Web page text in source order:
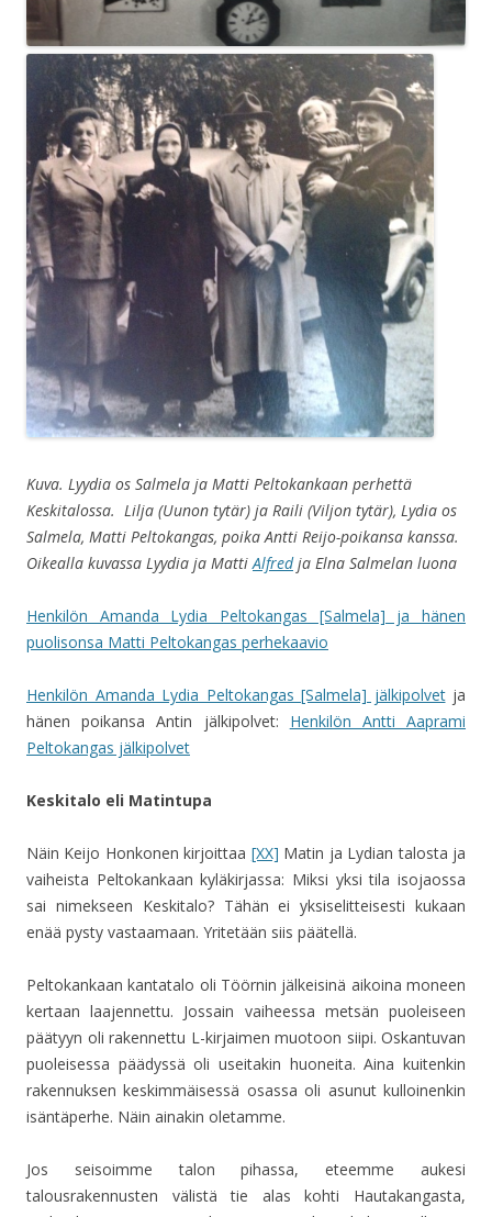
Kuva. Lyydia os Salmela ja Matti Peltokankaan perhettä
Keskitalossa. Lilja (Uunon tytär) ja Raili (Viljon tytär), Lydia os
Salmela, Matti Peltokangas, poika Antti Reijo-poikansa kanssa.
Oikealla kuvassa Lyydia ja MattiAlfredja Elna Salmelan luona
Henkilön Amanda Lydia Peltokangas [Salmela] ja hänen
puolisonsa Matti Peltokangas perhekaavio
Henkilön Amanda Lydia Peltokangas [Salmela] jälkipolvetja
hänen poikansa Antin jälkipolvet: Henkilön Antti Aaprami
Peltokangas jälkipolvet
Keskitalo eli Matintupa
Näin Keijo Honkonen kirjoittaa [XX] Matin ja Lydian talosta ja
vaiheista Peltokankaan kyläkirjassa: Miksi yksi tila isojaossa
sai nimekseen Keskitalo? Tähän ei yksiselitteisesti kukaan
enää pysty vastaamaan. Yritetään siis päätellä.
Peltokankaan kantatalo oli Töörnin jälkeisinä aikoina moneen
kertaan laajennettu. Jossain vaiheessa metsän puoleiseen
päätyyn oli rakennettu L-kirjaimen muotoon siipi. Oskantuvan
puoleisessa päädyssä oli useitakin huoneita. Aina kuitenkin
rakennuksen keskimmäisessä osassa oli asunut kulloinenkin
isäntäperhe. Näin ainakin oletamme.
Jos seisoimme talon pihassa, eteemme aukesi
talousrakennusten välistä tie alas kohti Hautakangasta,